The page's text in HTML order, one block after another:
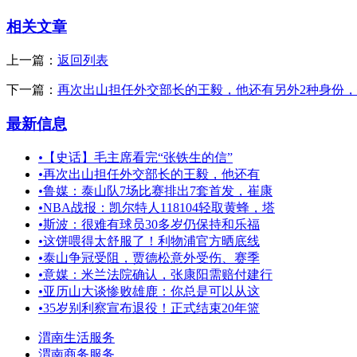
相关文章
上一篇： 返回列表
下一篇： 再次出山担任外交部长的王毅，他还有另外2种身份
最新信息
• 【史话】毛主席看完“张铁生的信”
•再次出山担任外交部长的王毅，他还有
•鲁媒：泰山队7场比赛排出7套首发，崔康
•NBA战报：凯尔特人118104轻取黄蜂，塔
•斯波：很难有球员30多岁仍保持和乐福
•这饼喂得太舒服了！利物浦官方晒底线
•泰山争冠受阻，贾德松意外受伤、赛季
•意媒：米兰法院确认，张康阳需赔付建行
•亚历山大谈惨败雄鹿：你总是可以从这
•35岁别利察宣布退役！正式结束20年篮
渭南生活服务
渭南商务服务